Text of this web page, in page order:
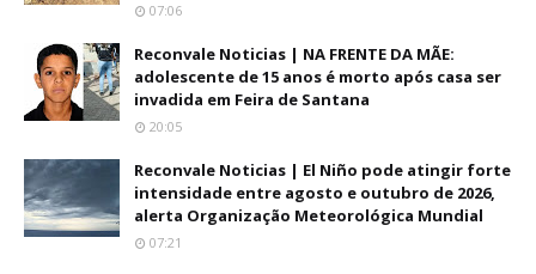
07:06
Reconvale Noticias | NA FRENTE DA MÃE:
adolescente de 15 anos é morto após casa ser
invadida em Feira de Santana
20:05
Reconvale Noticias | El Niño pode atingir forte
intensidade entre agosto e outubro de 2026,
alerta Organização Meteorológica Mundial
07:21